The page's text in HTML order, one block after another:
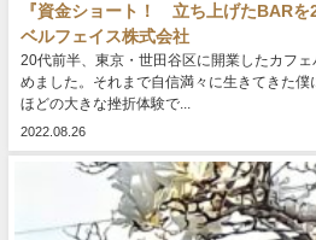
『資金ショート！ 立ち上げたBAR
ベルフェイス株式会社
20代前半、東京・世田谷区に開業したカフ
めました。それまで自信満々に生きてきた
ほどの大きな挫折体験で...
2022.08.26